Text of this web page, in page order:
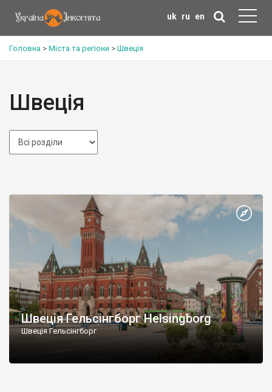
uk ru en
Головна > Міста та регіони > Швеція
Швеція
Швеція Гельсінгборг Helsingborg
Швеція Гельсінгборг